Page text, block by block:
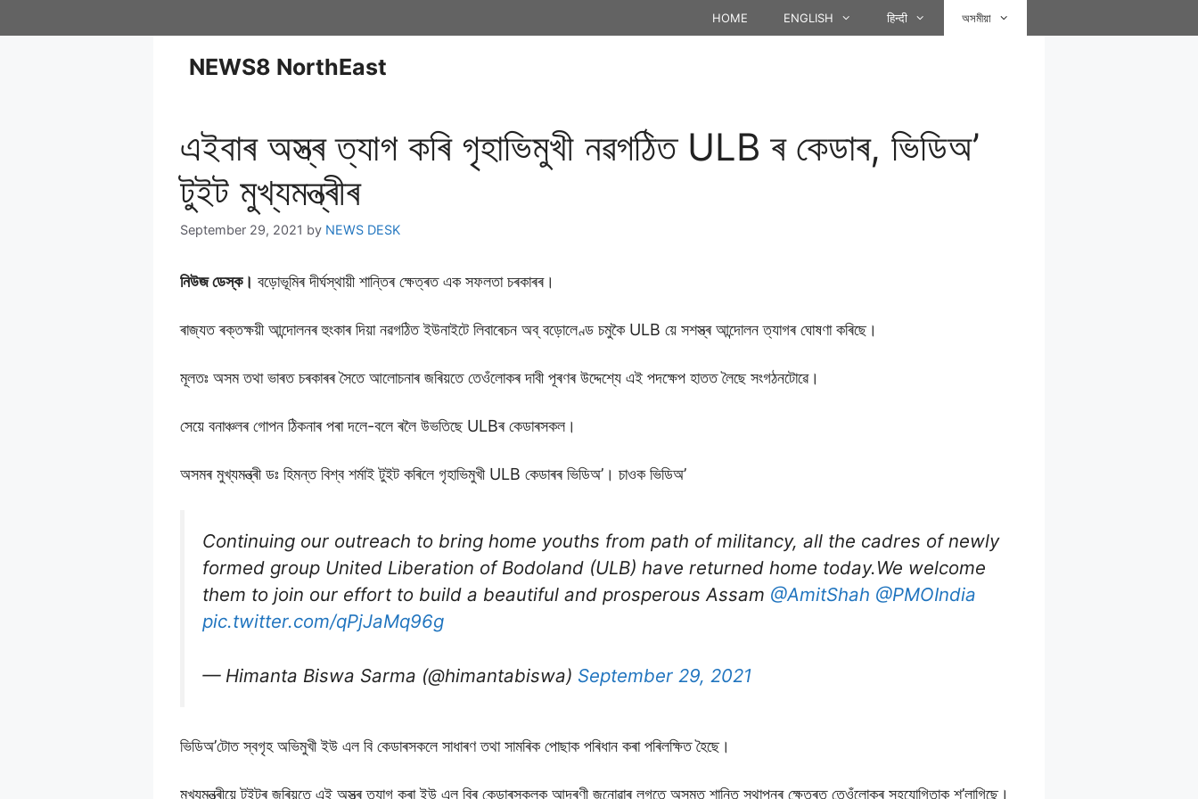
HOME ENGLISH हिन्दी অসমীয়া
NEWS8 NorthEast
এইবাৰ অস্ত্ৰ ত্যাগ কৰি গৃহাভিমুখী নৱগঠিত ULB ৰ কেডাৰ, ভিডিঅ’
টুইট মুখ্যমন্ত্ৰীৰ
September 29, 2021 by NEWS DESK
নিউজ ডেস্ক। বড়ােভূমিৰ দীৰ্ঘস্থায়ী শান্তিৰ ক্ষেত্ৰত এক সফলতা চৰকাৰৰ।
ৰাজ্যত ৰক্তক্ষয়ী আন্দােলনৰ হুংকাৰ দিয়া নৱগঠিত ইউনাইটে লিবাৰেচন অব্ বড়ােলেণ্ড চমুকৈ ULB য়ে সশস্ত্ৰ আন্দােলন ত্যাগৰ ঘােষণা কৰিছে।
মূলতঃ অসম তথা ভাৰত চৰকাৰৰ সৈতে আলােচনাৰ জৰিয়তে তেওঁলােকৰ দাবী পূৰণৰ উদ্দেশ্যে এই পদক্ষেপ হাতত লৈছে সংগঠনটােৱে।
সেয়ে বনাঞ্চলৰ গােপন ঠিকনাৰ পৰা দলে-বলে ৰলৈ উভতিছে ULBৰ কেডাৰসকল।
অসমৰ মুখ্যমন্ত্ৰী ডঃ হিমন্ত বিশ্ব শৰ্মাই টুইট কৰিলে গৃহাভিমুখী ULB কেডাৰৰ ভিডিঅ’। চাওক ভিডিঅ’
Continuing our outreach to bring home youths from path of militancy, all the cadres of newly
formed group United Liberation of Bodoland (ULB) have returned home today.We welcome
them to join our effort to build a beautiful and prosperous Assam ⁦ @AmitShah @PMOIndia
pic.twitter.com/qPjJaMq96g
— Himanta Biswa Sarma (@himantabiswa) September 29, 2021
ভিডিঅ’টােত স্বগৃহ অভিমুখী ইউ এল বি কেডাৰসকলে সাধাৰণ তথা সামৰিক পােছাক পৰিধান কৰা পৰিলক্ষিত হৈছে।
মুখ্যমন্ত্ৰীয়ে টুইটৰ জৰিয়তে এই অস্ত্ৰ ত্যাগ কৰা ইউ এল বিৰ কেডাৰসকলক আদৰণী জনােৱাৰ লগতে অসমত শান্তি স্থাপনৰ ক্ষেত্ৰত তেওঁলােকৰ সহযােগিতাক শ’লাগিছে।